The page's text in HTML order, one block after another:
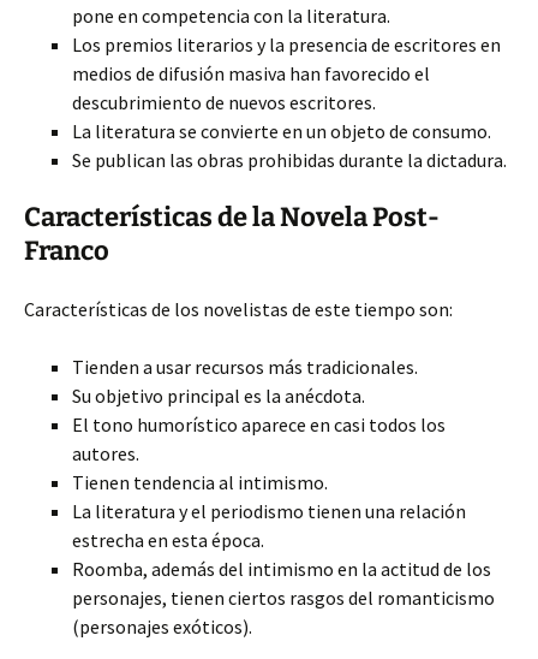
pone en competencia con la literatura.
Los premios literarios y la presencia de escritores en
medios de difusión masiva han favorecido el
descubrimiento de nuevos escritores.
La literatura se convierte en un objeto de consumo.
Se publican las obras prohibidas durante la dictadura.
Características de la Novela Post-
Franco
Características de los novelistas de este tiempo son:
Tienden a usar recursos más tradicionales.
Su objetivo principal es la anécdota.
El tono humorístico aparece en casi todos los
autores.
Tienen tendencia al intimismo.
La literatura y el periodismo tienen una relación
estrecha en esta época.
Roomba, además del intimismo en la actitud de los
personajes, tienen ciertos rasgos del romanticismo
(personajes exóticos).